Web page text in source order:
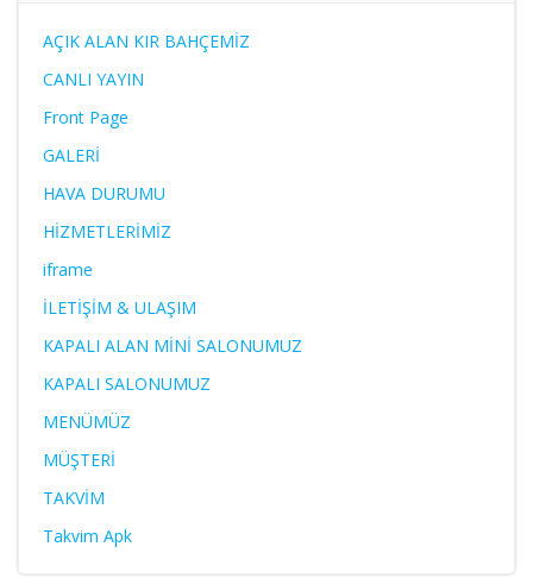
AÇIK ALAN KIR BAHÇEMİZ
CANLI YAYIN
Front Page
GALERİ
HAVA DURUMU
HİZMETLERİMİZ
iframe
İLETİŞİM & ULAŞIM
KAPALI ALAN MİNİ SALONUMUZ
KAPALI SALONUMUZ
MENÜMÜZ
MÜŞTERİ
TAKVİM
Takvim Apk